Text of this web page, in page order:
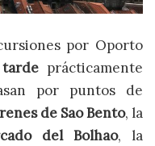
por Oporto
prácticamente
por puntos de
de Sao Bento, la
del Bolhao, la